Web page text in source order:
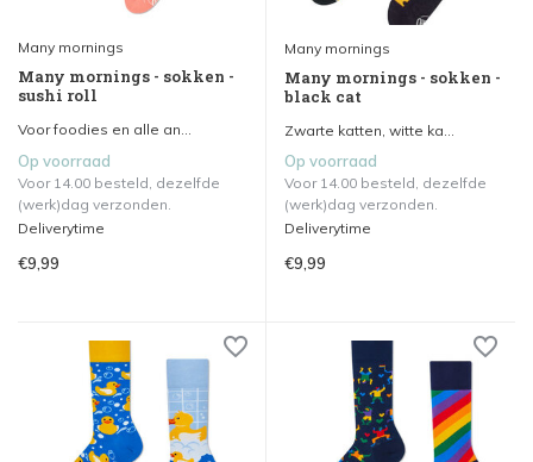
Many mornings
Many mornings - sokken -
sushi roll
Voor foodies en alle an...
Op voorraad
Voor 14.00 besteld, dezelfde
(werk)dag verzonden.
Deliverytime
€9,99
Many mornings
Many mornings - sokken -
black cat
Zwarte katten, witte ka...
Op voorraad
Voor 14.00 besteld, dezelfde
(werk)dag verzonden.
Deliverytime
€9,99